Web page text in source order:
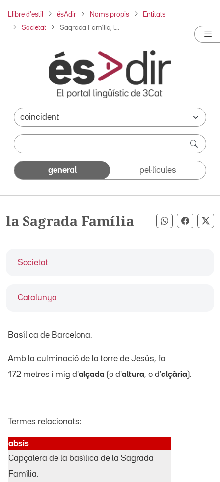
Llibre d'estil ésAdir Noms propis Entitats
Societat Sagrada Família, l...
general pel·lícules
la Sagrada Família Compartir
Societat
Catalunya
Basílica de Barcelona.
Amb la culminació de la torre de Jesús, fa
172 metres i mig d'alçada (o d'altura, o d'alçària).
Termes relacionats:
absis
Capçalera de la basílica de la Sagrada
Família.